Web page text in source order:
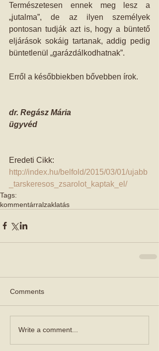
Természetesen ennek meg lesz a
„jutalma”, de az ilyen személyek
pontosan tudják azt is, hogy a büntető
eljárások sokáig tartanak, addig pedig
büntetlenül „garázdálkodhatnak”.
Erről a későbbiekben bővebben írok.
dr. Regász Mária
ügyvéd
Eredeti Cikk:
http://index.hu/belfold/2015/03/01/ujabb
_tarskeresos_zsarolot_kaptak_el/
Tags:
kommentárralzaklatás
Comments
Write a comment...